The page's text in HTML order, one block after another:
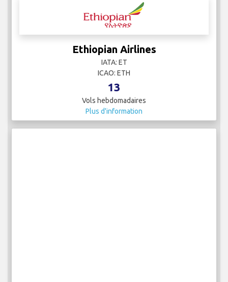
Ethiopian Airlines
IATA: ET
ICAO: ETH
13
Vols hebdomadaires
Plus d'information